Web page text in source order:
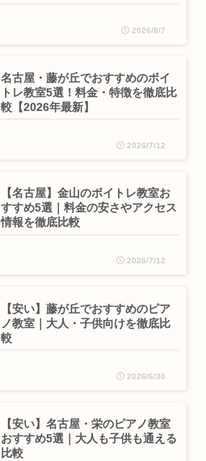
2026/8/7
名古屋・藤が丘でおすすめのボイ
トレ教室5選！料金・特徴を徹底比
較【2026年最新】
2026/7/12
【名古屋】金山のボイトレ教室お
すすめ5選｜料金の安さやアクセス
情報を徹底比較
2026/7/12
【安い】藤が丘でおすすめのピア
ノ教室｜大人・子供向けを徹底比
較
2026/6/30
【安い】名古屋・栄のピアノ教室
おすすめ5選｜大人も子供も通える
比較